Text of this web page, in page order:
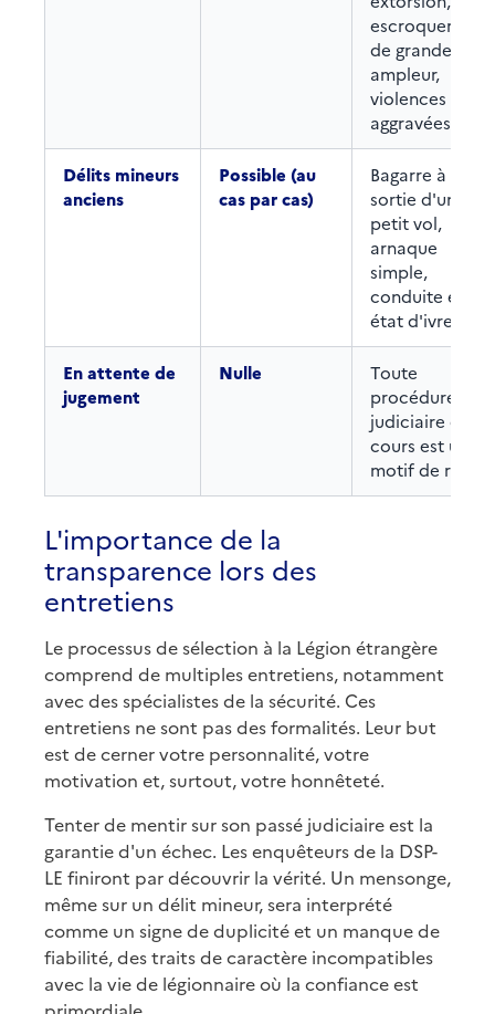
escroqueries
de grande
ampleur,
violences
aggravées.
Délits mineurs
anciens
Possible (au
cas par cas)
Bagarre à la
sortie d'un bar,
petit vol,
arnaque
simple,
conduite en
état d'ivresse.
En attente de
jugement
Nulle
Toute
procédure
judiciaire en
cours est un
motif de refus.
L'importance de la
transparence lors des
entretiens
Le processus de sélection à la Légion étrangère
comprend de multiples entretiens, notamment
avec des spécialistes de la sécurité. Ces
entretiens ne sont pas des formalités. Leur but
est de cerner votre personnalité, votre
motivation et, surtout, votre honnêteté.
Tenter de mentir sur son passé judiciaire est la
garantie d'un échec. Les enquêteurs de la DSP-
LE finiront par découvrir la vérité. Un mensonge,
même sur un délit mineur, sera interprété
comme un signe de duplicité et un manque de
fiabilité, des traits de caractère incompatibles
avec la vie de légionnaire où la confiance est